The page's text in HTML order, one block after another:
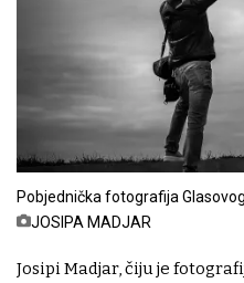
Pobjednička fotografija
Madjar - Survived to tell the
JOSIPA MADJAR
Josipi Madjar, čiju je